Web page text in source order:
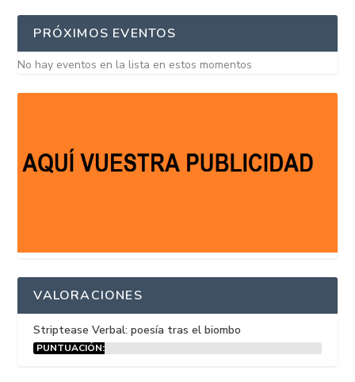
PRÓXIMOS EVENTOS
No hay eventos en la lista en estos momentos
VALORACIONES
Striptease Verbal: poesía tras el biombo
PUNTUACIÓN: